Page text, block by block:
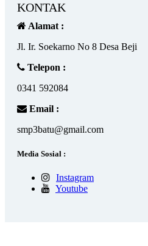
KONTAK
Alamat :
Jl. Ir. Soekarno No 8 Desa Beji
Telepon :
0341 592084
Email :
smp3batu@gmail.com
Media Sosial :
Instagram
Youtube